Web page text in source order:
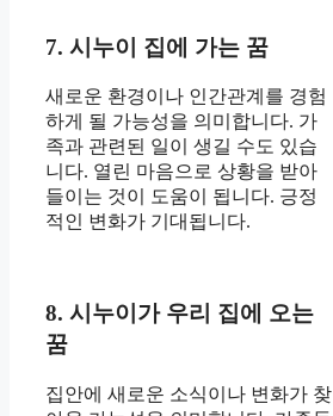
7. 시누이 집에 가는 꿈
새로운 환경이나 인간관계를 경험
하게 될 가능성을 의미합니다. 가
족과 관련된 일이 생길 수도 있습
니다. 열린 마음으로 상황을 받아
들이는 것이 도움이 됩니다. 긍정
적인 변화가 기대됩니다.
8. 시누이가 우리 집에 오는
꿈
집안에 새로운 소식이나 변화가 찾